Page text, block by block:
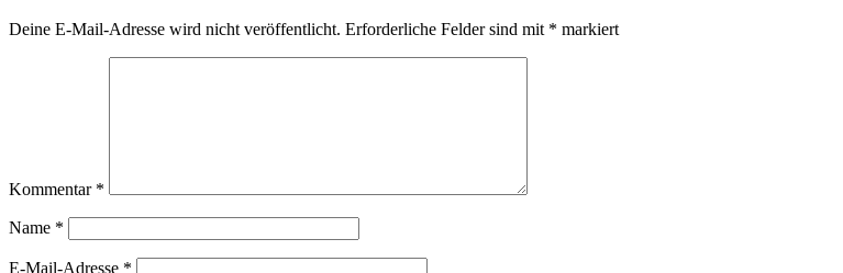
Deine E-Mail-Adresse wird nicht veröffentlicht. Erforderliche Felder sind mit * markiert
Kommentar *
Name *
E-Mail-Adresse *